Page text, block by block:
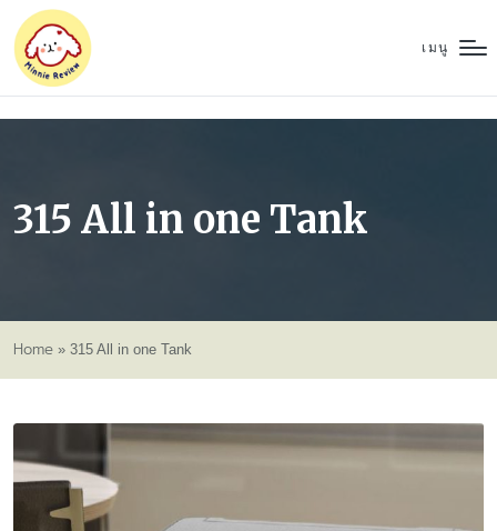
เมนู
315 All in one Tank
Home » 315 All in one Tank